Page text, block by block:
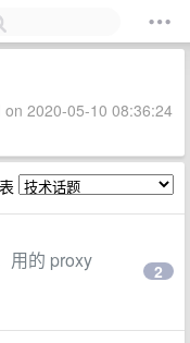
2020-05-10 08:36:24
用的 proxy
2